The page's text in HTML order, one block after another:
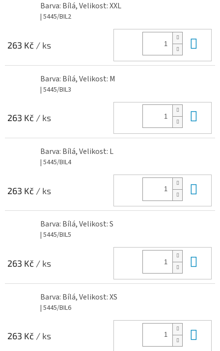
Barva: Bílá, Velikost: XXL
| 5445/BIL2
263 Kč / ks
Barva: Bílá, Velikost: M
| 5445/BIL3
263 Kč / ks
Barva: Bílá, Velikost: L
| 5445/BIL4
263 Kč / ks
Barva: Bílá, Velikost: S
| 5445/BIL5
263 Kč / ks
Barva: Bílá, Velikost: XS
| 5445/BIL6
263 Kč / ks